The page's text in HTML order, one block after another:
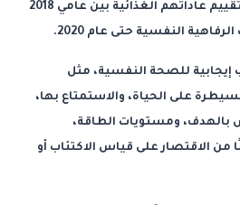
50 و90 عامًا، جرى خلالها تقييم عاداتهم الغذائية بين عامي 2018
إيجابية للصحة النفسية، مثل
على الحياة، والاستمتاع بها،
بالهدف، ومستويات الطاقة،
من الاقتصار على قياس الاكتئاب أو